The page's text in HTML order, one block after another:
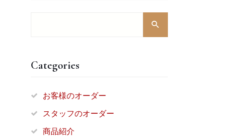
Categories
お客様のオーダー
スタッフのオーダー
商品紹介